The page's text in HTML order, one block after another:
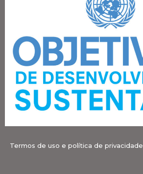
Termos de uso e política de privacidade